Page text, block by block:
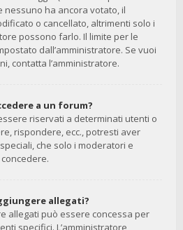
nessuno ha ancora votato, il
o cancellato, altrimenti solo i
possono farlo. Il limite per le
dall’amministratore. Se vuoi
contatta l’amministratore.
a un forum?
riservati a determinati utenti o
rispondere, ecc., potresti aver
che solo i moderatori e
allegati?
allegati può essere concessa per
specifici. L’amministratore